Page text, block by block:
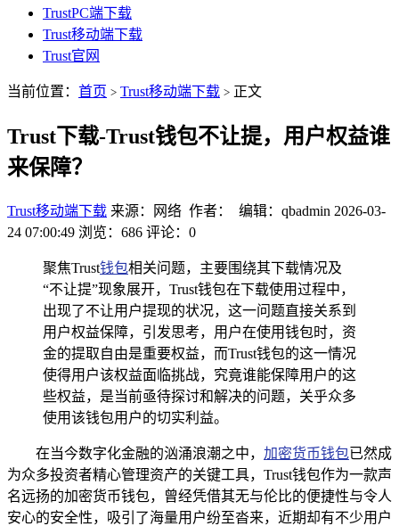
TrustPC端下载
Trust移动端下载
Trust官网
当前位置： 首页 > Trust移动端下载 > 正文
Trust下载-Trust钱包不让提，用户权益谁
来保障？
Trust移动端下载 来源：网络 作者： 编辑：qbadmin 2026-03-
24 07:00:49 浏览：686 评论：0
聚焦Trust钱包相关问题，主要围绕其下载情况及
“不让提”现象展开，Trust钱包在下载使用过程中，
出现了不让用户提现的状况，这一问题直接关系到
用户权益保障，引发思考，用户在使用钱包时，资
金的提取自由是重要权益，而Trust钱包的这一情况
使得用户该权益面临挑战，究竟谁能保障用户的这
些权益，是当前亟待探讨和解决的问题，关乎众多
使用该钱包用户的切实利益。
在当今数字化金融的汹涌浪潮之中， 加密货币钱包已然成
为众多投资者精心管理资产的关键工具，Trust钱包作为一款声
名远扬的加密货币钱包，曾经凭借其无与伦比的便捷性与令人
安心的安全性，吸引了海量用户纷至沓来，近期却有不少用户